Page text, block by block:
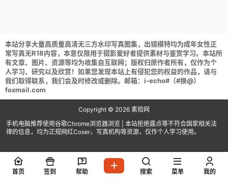
本站分享大量高质量高清无三方水印写真图集，出镜模特均为成年女性正
常写真无R18内容，本意仅限用于摄影爱好者提供素材与鉴赏学习。本站所
有文章、图片、资源等均为收集自互联网；版权归原作者所有，仅作为个
人学习、研究以及欣赏！如果您发现本站上有侵犯您的权益的作品，请与
我们取得联系，我们会及时修改或删除。邮箱：i-echo#（#换@）
foxmail.com
Copyright © 2026 素拾网
手机电脑推荐使用谷歌Chrome浏览器浏览 | 本站拒绝露点等不符合国家相关法
律的信息，均为正规网红Coser，写真机构等资源，仅作个人学习使用。
首页 签到 帮助 搜索 菜单 我的